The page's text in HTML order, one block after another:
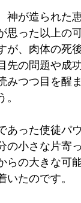
神が造られた
思った以上の
が、肉体の死
先の問題や成
みつつ目を醒
あった使徒パ
の小さな片寄
らの大きな可
いたのです。